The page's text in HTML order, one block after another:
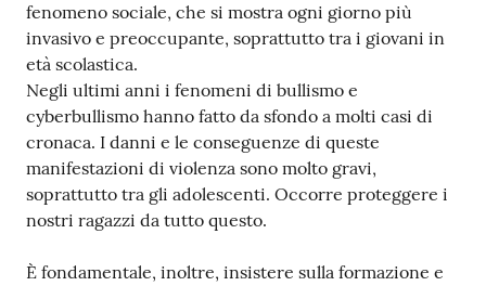
fenomeno sociale, che si mostra ogni giorno più
invasivo e preoccupante, soprattutto tra i giovani in
età scolastica.
Negli ultimi anni i fenomeni di bullismo e
cyberbullismo hanno fatto da sfondo a molti casi di
cronaca. I danni e le conseguenze di queste
manifestazioni di violenza sono molto gravi,
soprattutto tra gli adolescenti. Occorre proteggere i
nostri ragazzi da tutto questo.
È fondamentale, inoltre, insistere sulla formazione e